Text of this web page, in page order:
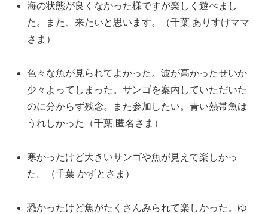
海の状態が良くなかった様ですが楽しく遊べまし
た。また、来たいと思います。（千葉 ありすけママ
さま）
色々な魚が見られてよかった。波が高かったせいか
少々よってしまった。サンゴを案内していただいた
のに分からず残念。また参加したい。青い熱帯魚は
うれしかった（千葉 匿名さま）
寒かったけど大きいサンゴや魚が見えて楽しかっ
た。（千葉 かずとさま）
恐かったけど魚がたくさんみられて楽しかった。ゆ